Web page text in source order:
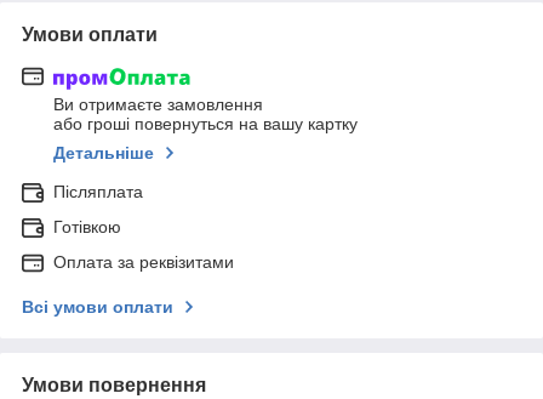
Умови оплати
Ви отримаєте замовлення
або гроші повернуться на вашу картку
Детальніше
Післяплата
Готівкою
Оплата за реквізитами
Всі умови оплати
Умови повернення